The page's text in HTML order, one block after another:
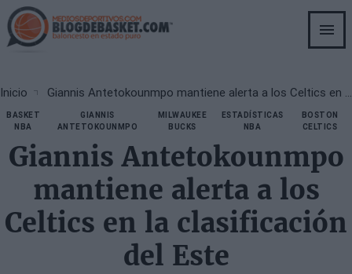
Skip
to
main
Breadcrumb
Inicio Giannis Antetokounmpo mantiene alerta a los Celtics en la clasificación del Este
BASKET
NBA
GIANNIS
ANTETOKOUNMPO
MILWAUKEE
BUCKS
ESTADÍSTICAS
NBA
BOSTON
CELTICS
Giannis Antetokounmpo
mantiene alerta a los
Celtics en la clasificación
del Este